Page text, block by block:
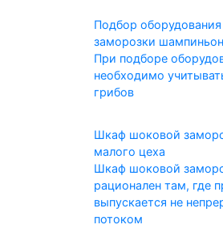
Подбор оборудования
заморозки
При подборе
необходимо
грибов
Шкаф шоковой
малого цеха
Шкаф шоковой
рационален там, где
выпускается не
потоком